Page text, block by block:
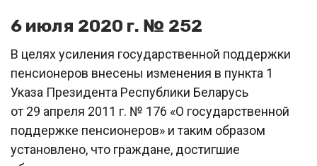
6 июля 2020 г. № 252
В целях усиления государственной поддержки
пенсионеров внесены изменения в пункта 1
Указа Президента Республики Беларусь
от 29 апреля 2011 г. № 176 «О государственной
поддержке пенсионеров» и таким образом
установлено, что граждане, достигшие